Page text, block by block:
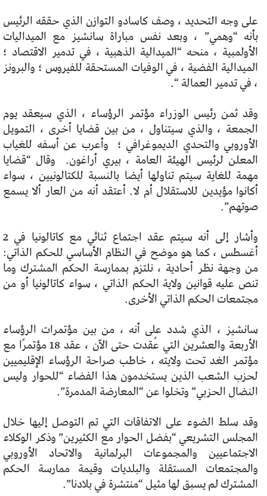
على وجه التحديد ، وصف كاسادو التوازن الذي حققه الرئيس
بأنه “وهمي” ، وبعد نفس مباراة سانشيز مع الميداليات
الأولمبية ، منحه “الميدالية الذهبية ، في تدمير الاقتصاد ؛
الميدالية الفضية ، في الوفيات المستحقة للفيروس ؛ والبرونز
، في تدمير العمالة “.
وقد ثمن رئيس الوزراء مؤتمر الرؤساء ، الذي سيعقد يوم
الجمعة ، والذي سيتناول ، من بين قضايا أخرى ، التمويل
الأوروبي والتحدي الديموغرافي ؛ وأعرب عن أسفه للغياب
المعلن لرئيس الهيئة العامة ، بيري أراغون. وقال “قضايا
مهمة للغاية سيتم تناولها أيضا بالنسبة للكتالونيين ، سواء
أكانوا مؤيدين للاستقلال أم لا. أعتقد أنه من العار ألا يسمع
صوتهم”.
وأشار إلى أنه سيتم عقد اجتماع ثنائي مع كاتالونيا في 2
أغسطس ، كما هو موضح في النظام الأساسي للحكم الذاتي:
من وجهة نظر أحادية ، نلتزم بممارسة الحكم المشترك وما
تنص عليه قوانين ولاية الحكم الذاتي ، سواء كاتالونيا أو من
مجتمعات الحكم الذاتي الأخرى.
سانشيز ، الذي شدد على أنه ، من بين مؤتمرات الرؤساء
الأربعة والعشرين التي عُقدت حتى الآن ، عقد 18 مؤتمرًا مع
مؤتمر الغد تحت ولايته ، خاطب صراحة الرؤساء الإقليميين
لحزب الشعب الذين يستخدمون هذا الفضاء “للحوار وليس
النضال الحزبي” وتخلوا عن “المعارضة المدمرة”.
وقد سلط الضوء على الاتفاقات التي تم التوصل إليها خلال
المجلس التشريعي “بفضل الحوار مع الكثيرين” وذكر الوكلاء
الاجتماعيين والمجموعات البرلمانية والاتحاد الأوروبي
والمجتمعات المستقلة والبلديات وقيمة ممارسة الحكم
المشترك لم يسبق لها مثيل “منتشرة في بلادنا”.